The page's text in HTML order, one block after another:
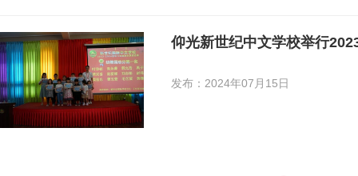
发布：2024年07月15日